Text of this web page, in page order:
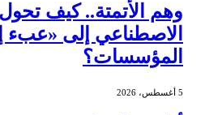
وهم الأتمتة.. كيف تحول
الاصطناعي إلى «عبء
المؤسسات؟
5 أغسطس، 2026